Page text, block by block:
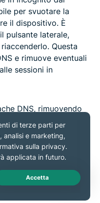
per svuotare la
il dispositivo. È
pulsante laterale,
Questa
e rimuove eventuali
sessioni in
DNS, rimuovendo
memorizzate al
la tua
può essere
Live Chat